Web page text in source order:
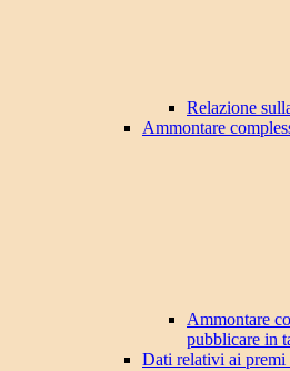
Relazione
Ammontare
Ammontare
pubblicare in
Dati relativi ai premi